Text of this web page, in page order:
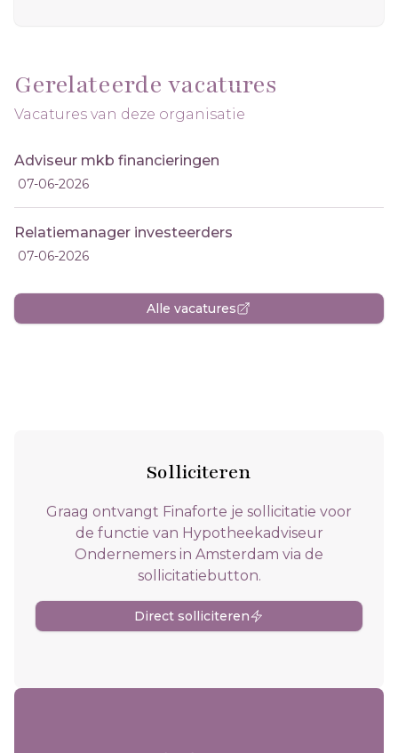
Gerelateerde vacatures
Vacatures van deze organisatie
Adviseur mkb financieringen
07-06-2026
Relatiemanager investeerders
07-06-2026
Alle vacatures
Solliciteren
Graag ontvangt Finaforte je sollicitatie voor
de functie van Hypotheekadviseur
Ondernemers in Amsterdam via de
sollicitatiebutton.
Direct solliciteren